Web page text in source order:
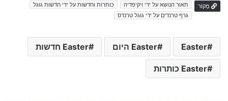
מָקוֹר תאור הנושא על ידי ויקיפדיה
כותרות וחדשות על ידי חדשות גוגל
גרף טרנדים על ידי גוגל טרנדס
Easter Easter היום Easter חדשות
Easter כותרות